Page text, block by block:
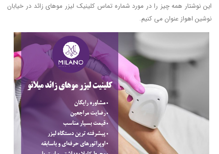
این نوشتار همه چیز را در مورد شماره تماس کلینیک لیزر موهای زائد در خیابان
نوشین اهواز عنوان می کنیم.